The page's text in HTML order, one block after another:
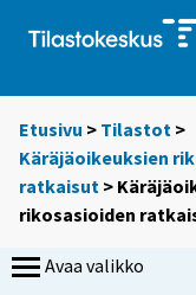
Etusivu > Tilastot >
Käräjäoikeuksien
ratkaisut >
rikosasioiden
Avaa valikko